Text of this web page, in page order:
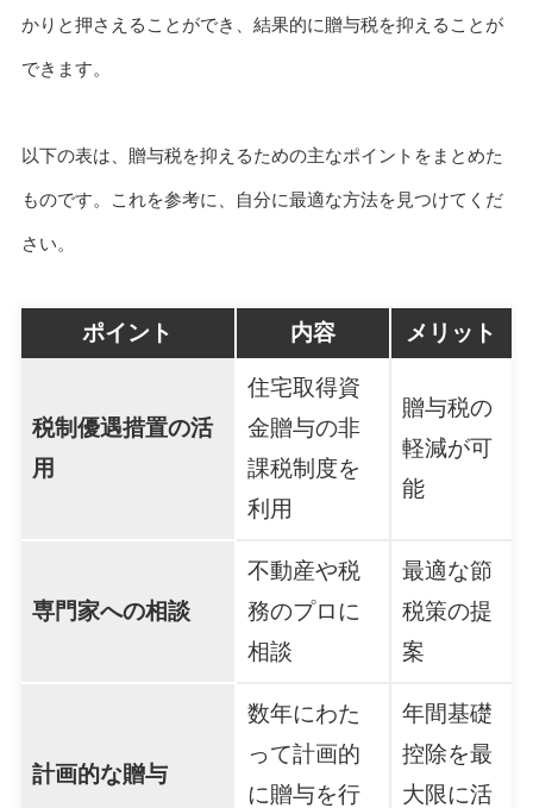
かりと押さえることができ、結果的に贈与税を抑えることが
できます。
以下の表は、贈与税を抑えるための主なポイントをまとめた
ものです。これを参考に、自分に最適な方法を見つけてくだ
さい。
ポイント 内容 メリット
税制優遇措置の活
用
住宅取得資
金贈与の非
課税制度を
利用
贈与税の
軽減が可
能
専門家への相談
不動産や税
務のプロに
相談
最適な節
税策の提
案
計画的な贈与
数年にわた
って計画的
に贈与を行
年間基礎
控除を最
大限に活